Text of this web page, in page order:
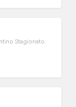
Stagionato